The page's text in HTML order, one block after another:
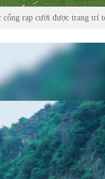
cổng rạp cưới được trang trí